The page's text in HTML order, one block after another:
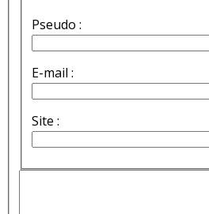
Pseudo :
E-mail :
Site :